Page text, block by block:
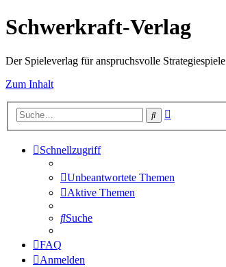
Schwerkraft-Verlag
Der Spieleverlag für anspruchsvolle Strategiespiele
Zum Inhalt
Suche
Schnellzugriff
Unbeantwortete Themen
Aktive Themen
Suche
FAQ
Anmelden